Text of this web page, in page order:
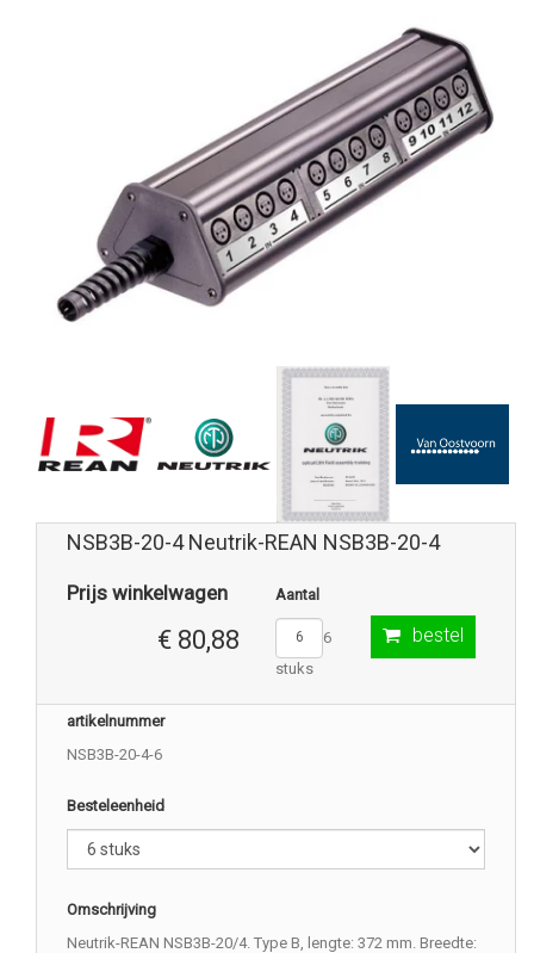
NSB3B-20-4 Neutrik-REAN NSB3B-20-4
Prijs winkelwagen
€ 80,88
Aantal
6
stuks
bestel
artikelnummer
NSB3B-20-4-6
Besteleenheid
Omschrijving
Neutrik-REAN NSB3B-20/4. Type B, lengte: 372 mm. Breedte: